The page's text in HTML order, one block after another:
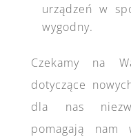
urządzeń w
wygodny.
Czekamy na
dotyczące
dla nas
pomagają nam